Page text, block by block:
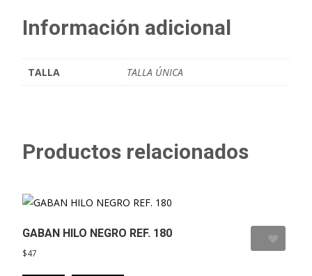
Información adicional
TALLA TALLA ÚNICA
Productos relacionados
GABAN HILO NEGRO REF. 180
$47
Agregar a favoritos